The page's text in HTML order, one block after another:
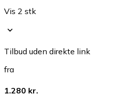
Vis 2 stk
Tilbud uden direkte link
fra
1.280 kr.